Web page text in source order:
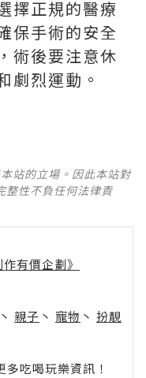
擇正規的醫療
保手術的安全
術後要注意休
劇烈運動。
站的立場。因此本站對
整性不負任何法律責
有價企劃》
丶 親子 丶 寵物 丶 扮靚
吃喝玩樂資訊！